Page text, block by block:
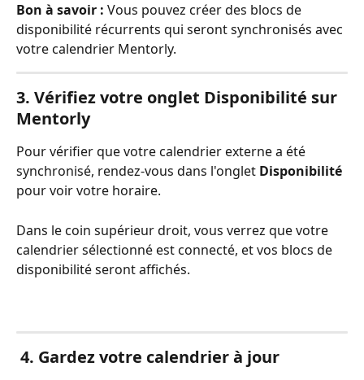
Bon à savoir : Vous pouvez créer des blocs de
disponibilité récurrents qui seront synchronisés avec
votre calendrier Mentorly.
3. Vérifiez votre onglet Disponibilité sur
Mentorly
Pour vérifier que votre calendrier externe a été
synchronisé, rendez-vous dans l'onglet Disponibilité
pour voir votre horaire.
Dans le coin supérieur droit, vous verrez que votre
calendrier sélectionné est connecté, et vos blocs de
disponibilité seront affichés.
4. Gardez votre calendrier à jour